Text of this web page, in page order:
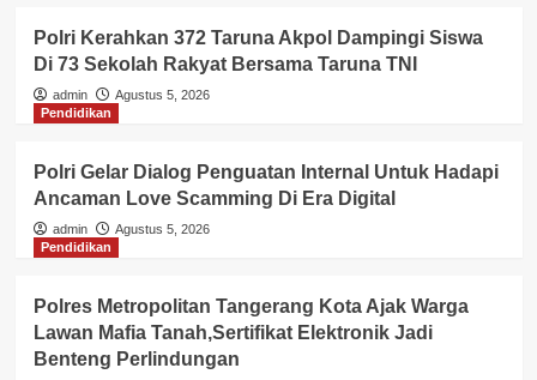
Polri Kerahkan 372 Taruna Akpol Dampingi Siswa
Di 73 Sekolah Rakyat Bersama Taruna TNI
admin
Agustus 5, 2026
Pendidikan
Polri Gelar Dialog Penguatan Internal Untuk Hadapi
Ancaman Love Scamming Di Era Digital
admin
Agustus 5, 2026
Pendidikan
Polres Metropolitan Tangerang Kota Ajak Warga
Lawan Mafia Tanah,Sertifikat Elektronik Jadi
Benteng Perlindungan